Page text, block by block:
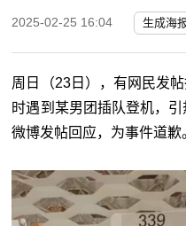
2025-02-25 16:04 生成海
周日（23日），有网民发
时遇到某男团插队登机，
微博发帖回应，为事件道歉